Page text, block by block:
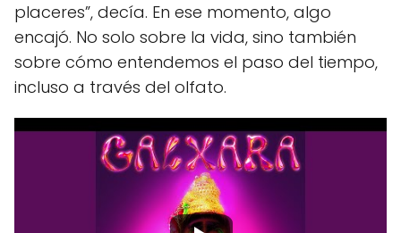
placeres”, decía. En ese momento, algo
encajó. No solo sobre la vida, sino también
sobre cómo entendemos el paso del tiempo,
incluso a través del olfato.